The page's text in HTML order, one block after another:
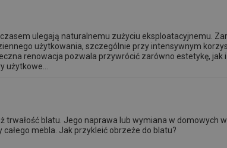
ulegają naturalnemu zużyciu eksploatacyjnemu.
użytkowania, szczególnie przy intensywnym
renowacja pozwala przywrócić zarówno estetykę, jak
użytkowe...
trwałość blatu. Jego naprawa lub wymiana w domowych
mebla. Jak przykleić obrzeże do blatu?